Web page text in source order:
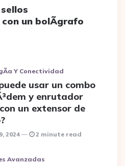
un bolÃ­grafo
Y Conectividad
usar un combo
y enrutador
un extensor de
2024 2 minute read
Avanzadas